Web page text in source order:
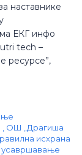
наставнике
ЕКГ инфо
tech –
ресурсе”,
ОШ „Драгиша
исхрана
усавршавање